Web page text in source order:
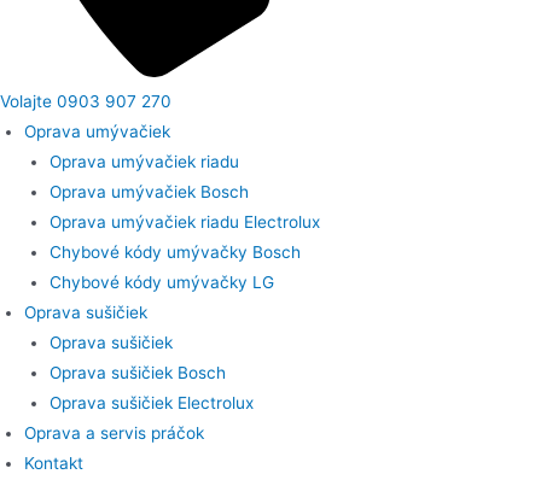
Volajte 0903 907 270
Oprava umývačiek
Oprava umývačiek riadu
Oprava umývačiek Bosch
Oprava umývačiek riadu Electrolux
Chybové kódy umývačky Bosch
Chybové kódy umývačky LG
Oprava sušičiek
Oprava sušičiek
Oprava sušičiek Bosch
Oprava sušičiek Electrolux
Oprava a servis práčok
Kontakt